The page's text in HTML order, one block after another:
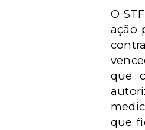
O
ação
que
que